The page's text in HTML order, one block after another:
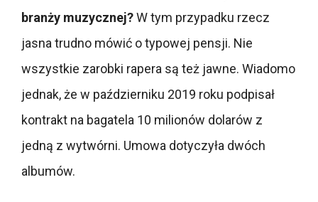
branży muzycznej?W tym przypadku rzecz
jasna trudno mówić o typowej pensji. Nie
wszystkie zarobki rapera są też jawne. Wiadomo
jednak, że w październiku 2019 roku podpisał
kontrakt na bagatela 10 milionów dolarów z
jedną z wytwórni. Umowa dotyczyła dwóch
albumów.